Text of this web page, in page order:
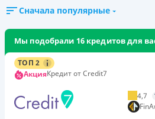
Сначала популярные
Мы подобрали 16 кредитов для
ТОП 2
АкцияКредит от Credit7
4,7